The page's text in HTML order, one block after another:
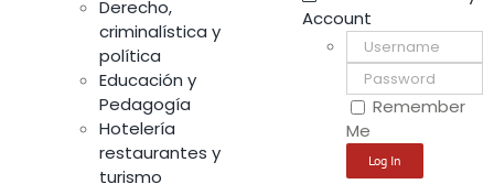
Derecho,
criminalística y
política
Educación y
Pedagogía
Hotelería
restaurantes y
turismo
Account
Username:
Password:
Remember
Me